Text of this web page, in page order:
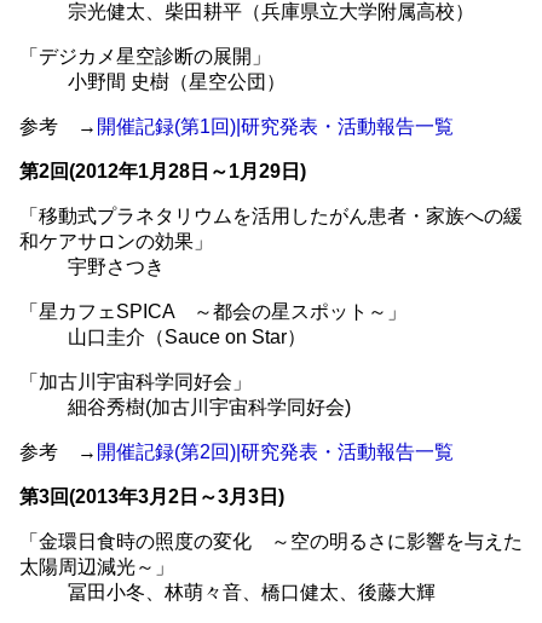
宗光健太、柴田耕平（兵庫県立大学附属高校）
「デジカメ星空診断の展開」
小野間 史樹（星空公団）
参考 → 開催記録(第1回)|研究発表・活動報告一覧
第2回(2012年1月28日～1月29日)
「移動式プラネタリウムを活用したがん患者・家族への緩
和ケアサロンの効果」
宇野さつき
「星カフェSPICA ～都会の星スポット～」
山口圭介（Sauce on Star）
「加古川宇宙科学同好会」
細谷秀樹(加古川宇宙科学同好会)
参考 → 開催記録(第2回)|研究発表・活動報告一覧
第3回(2013年3月2日～3月3日)
「金環日食時の照度の変化 ～空の明るさに影響を与えた
太陽周辺減光～」
冨田小冬、林萌々音、橋口健太、後藤大輝